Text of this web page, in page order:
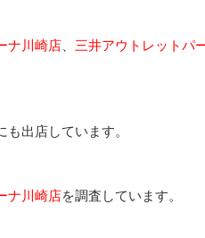
ナ川崎店 三井アウトレットパ
も出店しています。
ナ川崎店を調査しています。